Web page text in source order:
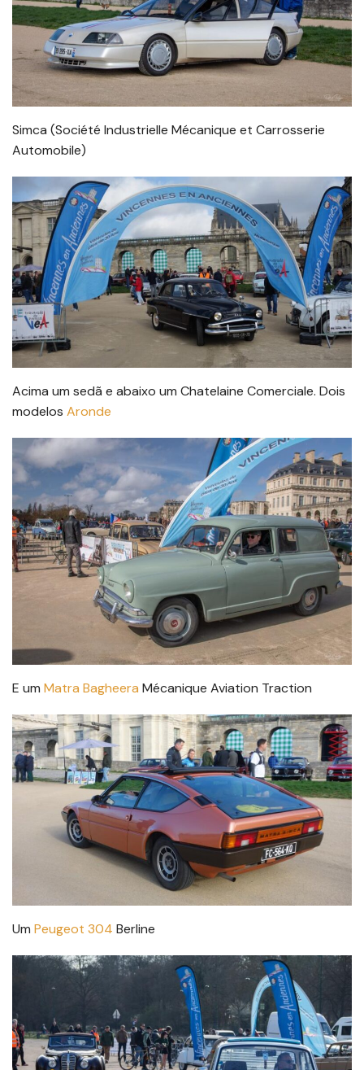
Simca (Société Industrielle Mécanique et Carrosserie
Automobile)
Acima um sedã e abaixo um Chatelaine Comerciale. Dois
modelos Aronde
E um Matra Bagheera Mécanique Aviation Traction
Um Peugeot 304 Berline